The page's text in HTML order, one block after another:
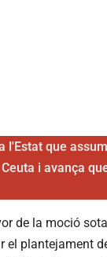
l'Estat que
i avança
de la moció
el plantejament